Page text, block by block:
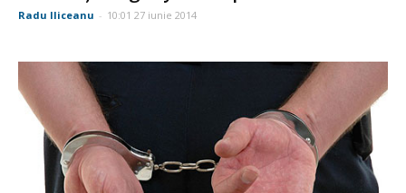
Radu Iliceanu - 10:01 27 iunie 2014